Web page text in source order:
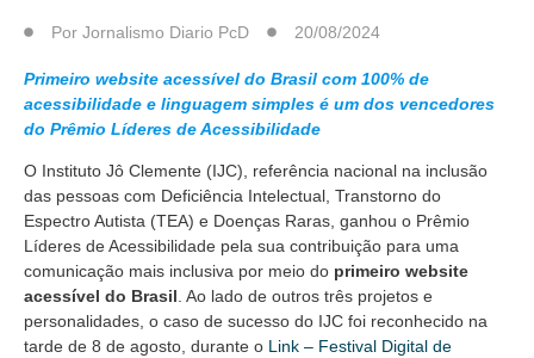
Por Jornalismo Diario PcD 20/08/2024
Primeiro website acessível do Brasil com 100% de
acessibilidade e linguagem simples é um dos vencedores
do Prêmio Líderes de Acessibilidade
O Instituto Jô Clemente (IJC), referência nacional na inclusão
das pessoas com Deficiência Intelectual, Transtorno do
Espectro Autista (TEA) e Doenças Raras, ganhou o Prêmio
Líderes de Acessibilidade pela sua contribuição para uma
comunicação mais inclusiva por meio do primeiro website
acessível do Brasil. Ao lado de outros três projetos e
personalidades, o caso de sucesso do IJC foi reconhecido na
tarde de 8 de agosto, durante o Link – Festival Digital de